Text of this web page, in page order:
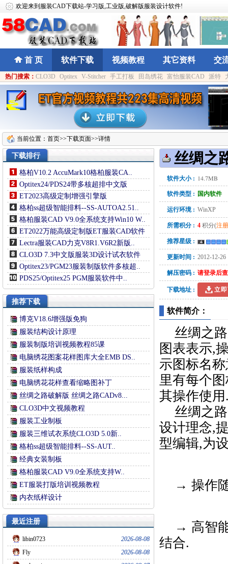
欢迎来到服装CAD下载站-学习版,工业版,破解版服装设计软件!
首 页 软件下载 视频教程 其它资料 交
热门搜索： CLO3D Optitex V-Stitcher 手工打板 田岛绣花 富怡服装CAD 派特
当前位置： 首页>>下载页面>>详情
下载排行
格柏V10.2 AccuMark10格柏服装CA..
Optitex24/PDS24带多核超排中文版
ET2023高级定制增强引擎版
格柏ss超级智能排料--SS-AUTOA2.51..
格柏服装CAD V9.0全系统支持Win10 W..
ET2022万能高级定制版ET服装CAD软件
Lectra服装CAD力克V8R1.V6R2新版..
CLO3D 7.3中文版服装3D设计试衣软件
Optitex23/PGM23服装制版软件多核超..
PDS25/Optitex25 PGM服装软件中..
推荐下载
博克V18.6增强版免狗
服装结构设计原理
服装制版培训视频教程85课
电脑绣花图案花样图库大全EMB DS..
服装纸样构成
电脑绣花花样查看缩略图补丁
丝绸之路破解版 丝绸之路CADv8...
CLO3D中文视频教程
服装工业制板
服装三维试衣系统CLO3D 5.0新..
格柏ss超级智能排料--SS-AUT..
经典女装制板
格柏服装CAD V9.0全系统支持W..
ET服装打版培训视频教程
内衣纸样设计
最近注册
2026-08-08
libin0723
2026-08-08
Fly
丝绸之
软件大小 : 14.7MB
软件类型 : 国内软件
运行环境 : WinXP
所需积分 : 4 积分(注
推荐星级 :
更新时间 : 2012-12-26
解压密码 : 请登录后
下载地址 : 立
软件简介：
丝绸之
图表表示,
示图标名
里有每个
其操作使用
丝绸之
设计理念,
型编辑,为
→ 操作
→ 高智
结合.